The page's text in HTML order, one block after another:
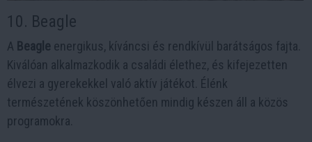
10. Beagle
A Beagle energikus, kíváncsi és rendkívül barátságos fajta.
Kiválóan alkalmazkodik a családi élethez, és kifejezetten
élvezi a gyerekekkel való aktív játékot. Élénk
természetének köszönhetően mindig készen áll a közös
programokra.